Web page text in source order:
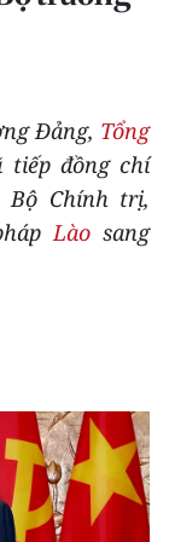
Đảng, Tổng
tiếp đồng chí
Bộ Chính trị,
Lào sang